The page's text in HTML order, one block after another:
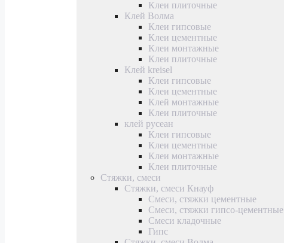
Клеи плиточные
Клей Волма
Клеи гипсовые
Клеи цементные
Клеи монтажные
Клеи плиточные
Клей kreisel
Клеи гипсовые
Клеи цементные
Клей монтажные
Клеи плиточные
клей русеан
Клеи гипсовые
Клеи цементные
Клеи монтажные
Клеи плиточные
Стяжки, смеси
Стяжки, смеси Кнауф
Смеси, стяжки цементные
Смеси, стяжки гипсо-цементные
Смеси кладочные
Гипс